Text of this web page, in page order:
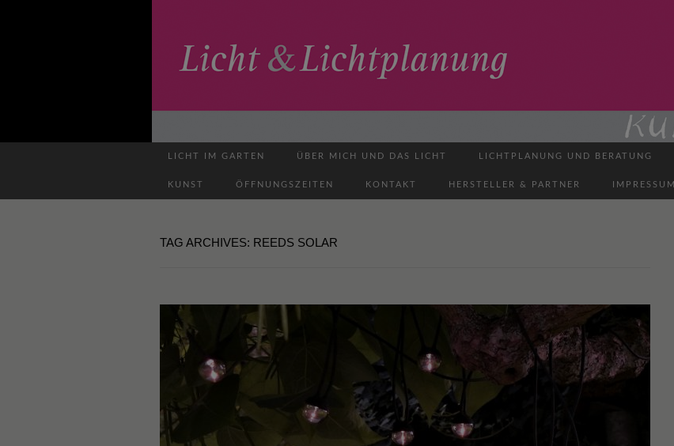
LICHT IM GARTEN ÜBER MICH UND DAS LICHT LICHTPLANUNG UND BERATUNG
KUNST ÖFFNUNGSZEITEN KONTAKT HERSTELLER & PARTNER IMPRESSUM
TAG ARCHIVES: REEDS SOLAR